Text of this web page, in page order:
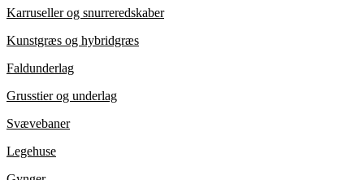
Karruseller og snurreredskaber
Kunstgræs og hybridgræs
Faldunderlag
Grusstier og underlag
Svævebaner
Legehuse